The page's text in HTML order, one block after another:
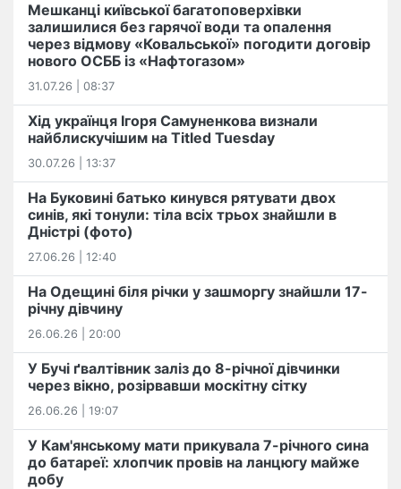
Мешканці київської багатоповерхівки
залишилися без гарячої води та опалення
через відмову «Ковальської» погодити договір
нового ОСББ із «Нафтогазом»
31.07.26 | 08:37
Хід українця Ігоря Самуненкова визнали
найблискучішим на Titled Tuesday
30.07.26 | 13:37
На Буковині батько кинувся рятувати двох
синів, які тонули: тіла всіх трьох знайшли в
Дністрі (фото)
27.06.26 | 12:40
На Одещині біля річки у зашморгу знайшли 17-
річну дівчину
26.06.26 | 20:00
У Бучі ґвалтівник заліз до 8-річної дівчинки
через вікно, розірвавши москітну сітку
26.06.26 | 19:07
У Кам'янському мати прикувала 7-річного сина
до батареї: хлопчик провів на ланцюгу майже
добу